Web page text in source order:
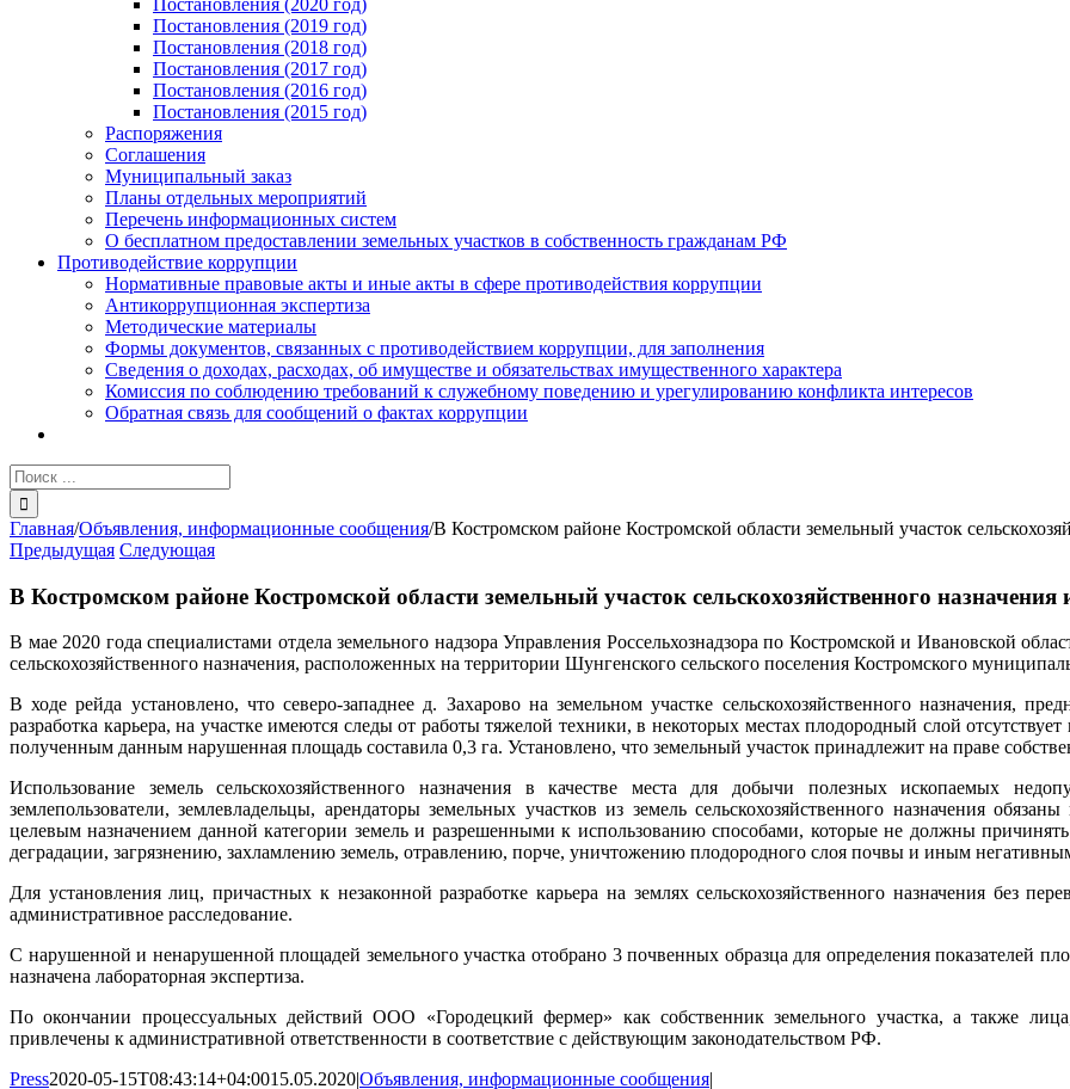
Постановления (2020 год)
Постановления (2019 год)
Постановления (2018 год)
Постановления (2017 год)
Постановления (2016 год)
Постановления (2015 год)
Распоряжения
Соглашения
Муниципальный заказ
Планы отдельных мероприятий
Перечень информационных систем
О бесплатном предоставлении земельных участков в собственность гражданам РФ
Противодействие коррупции
Нормативные правовые акты и иные акты в сфере противодействия коррупции
Антикоррупционная экспертиза
Методические материалы
Формы документов, связанных с противодействием коррупции, для заполнения
Сведения о доходах, расходах, об имуществе и обязательствах имущественного характера
Комиссия по соблюдению требований к служебному поведению и урегулированию конфликта интересов
Обратная связь для сообщений о фактах коррупции
Результат
поиска:
Главная/Объявления, информационные сообщения/В Костромском районе Костромской области земельный участок
Предыдущая Следующая
В Костромском районе Костромской области земельный участок сельскохозяйственного назначения
В мае 2020 года специалистами отдела земельного надзора Управления Россельхознадзора по Костромской и Ивановской
сельскохозяйственного назначения, расположенных на территории Шунгенского сельского поселения Костромского
В ходе рейда установлено, что северо-западнее д. Захарово на земельном участке сельскохозяйственного назначения,
разработка карьера, на участке имеются следы от работы тяжелой техники, в некоторых местах плодородный слой
полученным данным нарушенная площадь составила 0,3 га. Установлено, что земельный участок принадлежит на праве
Использование земель сельскохозяйственного назначения в качестве места для добычи полезных ископаемых
землепользователи, землевладельцы, арендаторы земельных участков из земель сельскохозяйственного назначения
целевым назначением данной категории земель и разрешенными к использованию способами, которые не должны
деградации, загрязнению, захламлению земель, отравлению, порче, уничтожению плодородного слоя почвы и иным
Для установления лиц, причастных к незаконной разработке карьера на землях сельскохозяйственного назначения без
административное расследование.
С нарушенной и ненарушенной площадей земельного участка отобрано 3 почвенных образца для определения показателей
назначена лабораторная экспертиза.
По окончании процессуальных действий ООО «Городецкий фермер» как собственник земельного участка, а также
привлечены к административной ответственности в соответствие с действующим законодательством РФ.
Press2020-05-15T08:43:14+04:0015.05.2020|Объявления, информационные сообщения|